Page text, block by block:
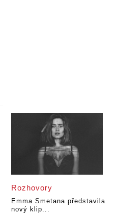
Rozhovory
Emma Smetana představila
nový klip...